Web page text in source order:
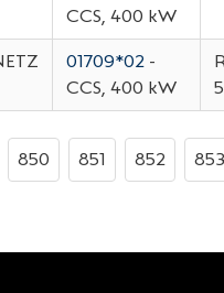
CCS, 400 kW
01709*02 -
CCS, 400 kW
850 851 852 853